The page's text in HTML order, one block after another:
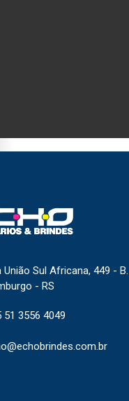
União Sul Africana, 449 -
- RS
51 3556 4049